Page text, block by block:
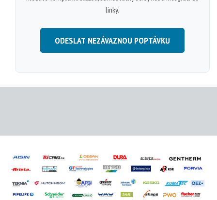
linky.
ODESLAT NEZÁVAZNOU POPTÁVKU